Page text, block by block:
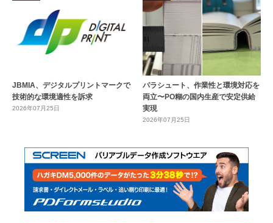
JBMIA、デジタルプリントマークで
技術的な環境適性を訴求
2026年07月25日
パラシュート、作業性と環境対応を
両立〜PO糊の国内生産で安定供給
実現
2026年07月25日